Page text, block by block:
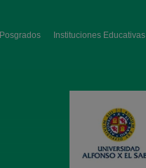
Posgrados Instituciones Educativas